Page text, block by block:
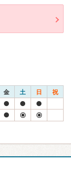
金 土 日 祝